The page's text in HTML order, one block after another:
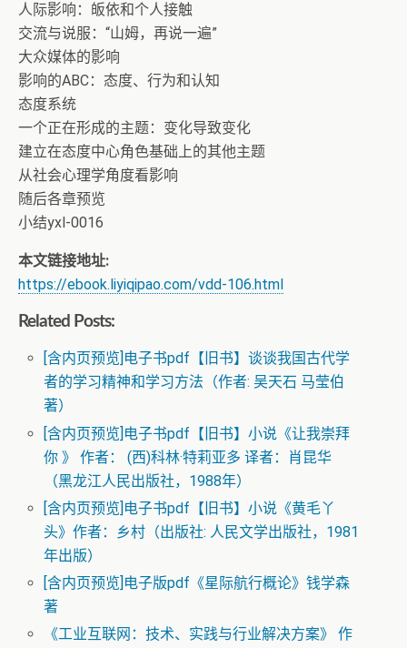
人际影响：皈依和个人接触
交流与说服：“山姆，再说一遍”
大众媒体的影响
影响的ABC：态度、行为和认知
态度系统
一个正在形成的主题：变化导致变化
建立在态度中心角色基础上的其他主题
从社会心理学角度看影响
随后各章预览
小结yxl-0016
本文链接地址:
https://ebook.liyiqipao.com/vdd-106.html
Related Posts:
[含内页预览]电子书pdf【旧书】谈谈我国古代学
者的学习精神和学习方法（作者: 吴天石 马莹伯
著）
[含内页预览]电子书pdf【旧书】小说《让我崇拜
你 》 作者： (西)科林·特莉亚多 译者：肖昆华
（黑龙江人民出版社，1988年）
[含内页预览]电子书pdf【旧书】小说《黄毛丫
头》作者：乡村（出版社: 人民文学出版社，1981
年出版）
[含内页预览]电子版pdf《星际航行概论》钱学森
著
《工业互联网：技术、实践与行业解决方案》 作